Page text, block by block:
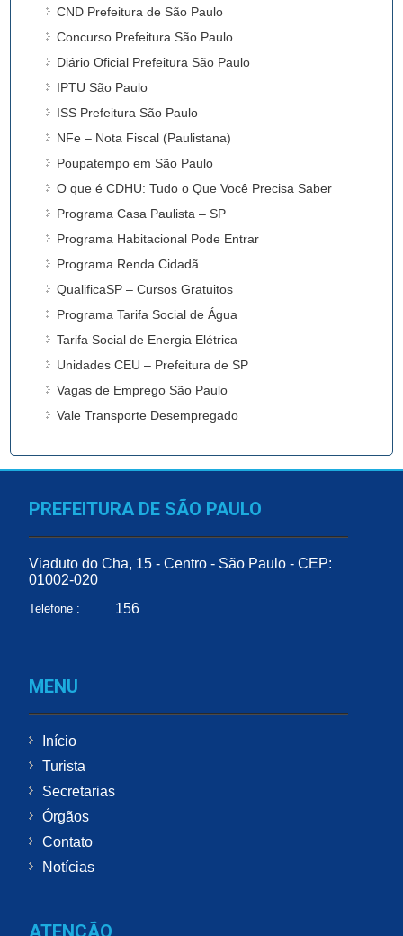
CND Prefeitura de São Paulo
Concurso Prefeitura São Paulo
Diário Oficial Prefeitura São Paulo
IPTU São Paulo
ISS Prefeitura São Paulo
NFe – Nota Fiscal (Paulistana)
Poupatempo em São Paulo
O que é CDHU: Tudo o Que Você Precisa Saber
Programa Casa Paulista – SP
Programa Habitacional Pode Entrar
Programa Renda Cidadã
QualificaSP – Cursos Gratuitos
Programa Tarifa Social de Água
Tarifa Social de Energia Elétrica
Unidades CEU – Prefeitura de SP
Vagas de Emprego São Paulo
Vale Transporte Desempregado
PREFEITURA DE SÃO PAULO
Viaduto do Cha, 15 - Centro - São Paulo - CEP:
01002-020
Telefone : 156
MENU
Início
Turista
Secretarias
Órgãos
Contato
Notícias
ATENÇÃO